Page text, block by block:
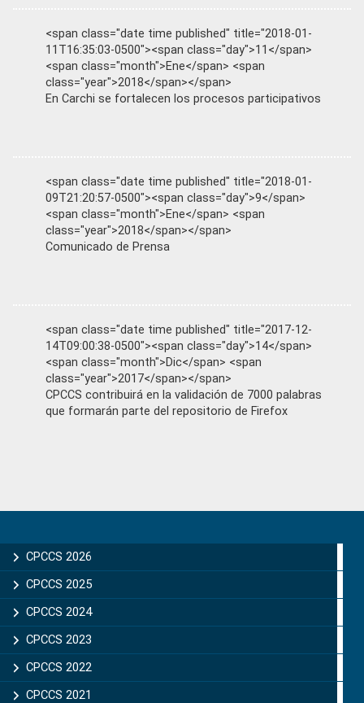
<span class="date time published" title="2018-01-
11T16:35:03-0500"><span class="day">11</span>
<span class="month">Ene</span> <span
class="year">2018</span></span>
En Carchi se fortalecen los procesos participativos
<span class="date time published" title="2018-01-
09T21:20:57-0500"><span class="day">9</span>
<span class="month">Ene</span> <span
class="year">2018</span></span>
Comunicado de Prensa
<span class="date time published" title="2017-12-
14T09:00:38-0500"><span class="day">14</span>
<span class="month">Dic</span> <span
class="year">2017</span></span>
CPCCS contribuirá en la validación de 7000 palabras
que formarán parte del repositorio de Firefox
Sidebar
CPCCS 2026
CPCCS 2025
CPCCS 2024
CPCCS 2023
CPCCS 2022
CPCCS 2021